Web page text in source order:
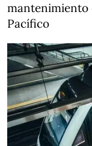
mantenimiento
Pacífico